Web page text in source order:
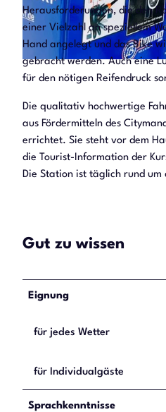
© KurT Bad Nenndorf |CC0
Herausforderungen, die den
einer Vielzahl an speziellem
Hand angelegt und das Bike
gebracht werden. Auch eine
für den nötigen Reifendruck
Die qualitativ hochwertige
aus Fördermitteln des
errichtet. Sie steht vor dem
die Tourist-Information der
Die Station ist täglich rund
Gut zu wissen
Eignung
für jedes Wetter
für Individualgäste
Sprachkenntnisse